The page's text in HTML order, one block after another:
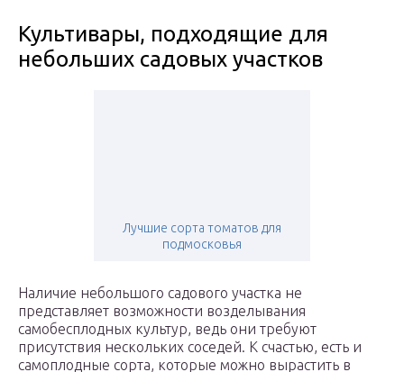
Культивары, подходящие для
небольших садовых участков
Лучшие сорта томатов для
подмосковья
Наличие небольшого садового участка не
представляет возможности возделывания
самобесплодных культур, ведь они требуют
присутствия нескольких соседей. К счастью, есть и
самоплодные сорта, которые можно вырастить в